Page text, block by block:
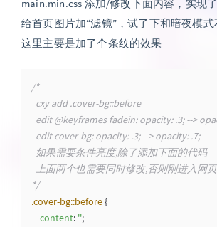
main.min.css 添加/修改下面内容，实现
给首页图片加“滤镜”，试了下和暗夜模
这里主要是加了个条纹的效果
/*
  cxy add .cover-bg::before
edit @keyframes fadein: opacity: .3; -->
  edit cover-bg: opacity: .3; --> opacity: .7;
  如果需要条件亮度,除了添加下面的代码
上面两个也需要同时修改,否则刚进入网
*/
.cover-bg::before {
content: '';